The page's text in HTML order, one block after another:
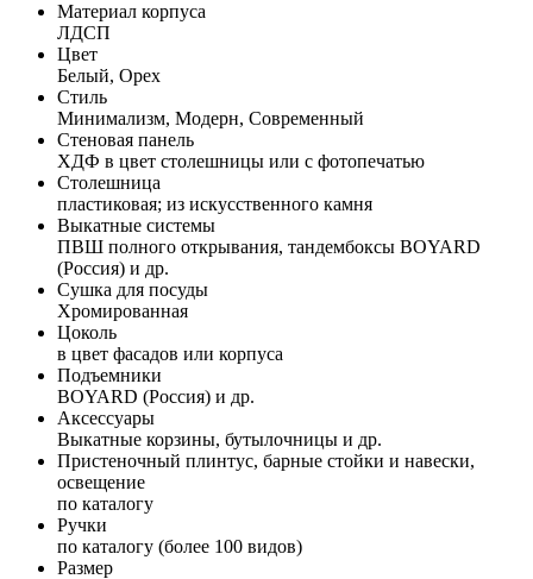
Материал корпуса
ЛДСП
Цвет
Белый, Орех
Стиль
Минимализм, Модерн, Современный
Стеновая панель
ХДФ в цвет столешницы или с фотопечатью
Столешница
пластиковая; из искусственного камня
Выкатные системы
ПВШ полного открывания, тандембоксы BOYARD
(Россия) и др.
Сушка для посуды
Хромированная
Цоколь
в цвет фасадов или корпуса
Подъемники
BOYARD (Россия) и др.
Аксессуары
Выкатные корзины, бутылочницы и др.
Пристеночный плинтус, барные стойки и навески,
освещение
по каталогу
Ручки
по каталогу (более 100 видов)
Размер